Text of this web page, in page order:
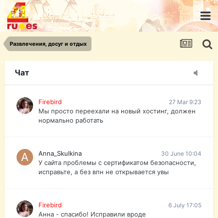
Развлечения, досуг и отдых
Чат
urist.dokument@gmail.com
https://pasport-ua.com/
Телеграмм @uristpassua
Firebird
Друзья - из России без VPN сайт и форум
Firebird 27 Mar 9:23
Мы просто переехали на новый хостинг, должен
нормально работать
Anna_Skulkina 30 June 10:04
У сайта проблемы с сертификатом безопасности,
исправьте, а без впн не открывается увы
Firebird 6 July 17:05
Анна - спасибо! Исправили вроде